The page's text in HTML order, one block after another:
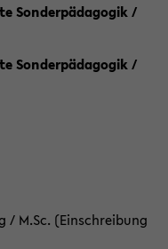
Sonderpädagogik /
Sonderpädagogik /
M.Sc. (Einschreibung